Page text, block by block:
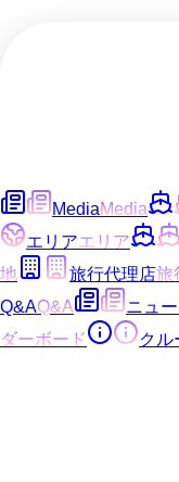
MediaMedia
エリアエリア
地
旅行代理店旅
Q&AQ&A ニュ
ダーボード
クル